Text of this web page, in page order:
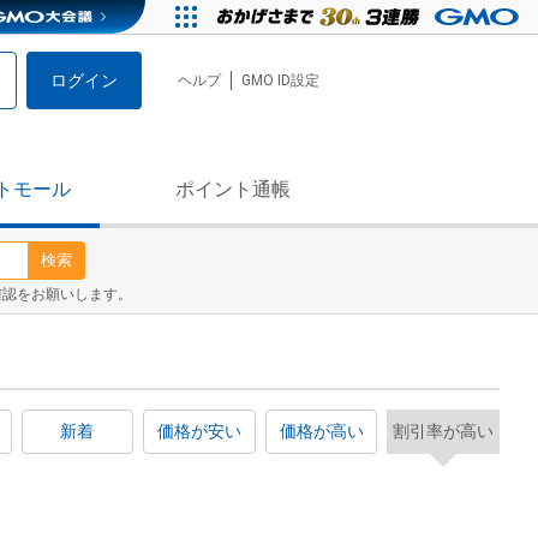
ログイン ヘルプ GMO ID設定
モール ポイント通帳
検索
をお願いします。
新着 価格が安い 価格が高い 割引率が高い